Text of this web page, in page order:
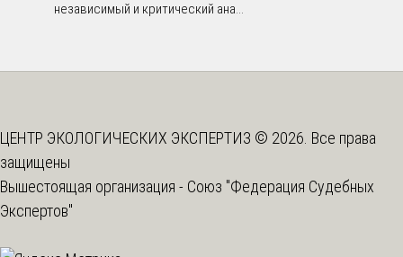
независимый и критический ана...
ЦЕНТР ЭКОЛОГИЧЕСКИХ ЭКСПЕРТИЗ © 2026. Все права
защищены
Вышестоящая организация - Союз "Федерация Судебных
Экспертов"